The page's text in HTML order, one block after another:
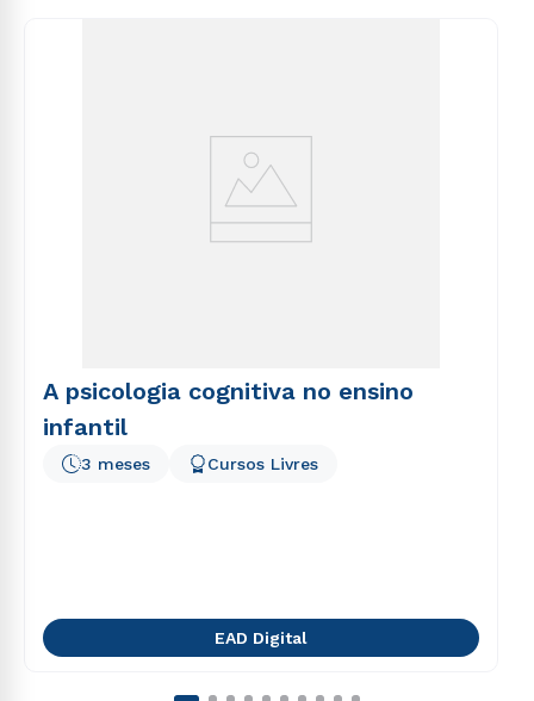
A psicologia cognitiva no ensino
infantil
3 meses Cursos Livres
EAD Digital